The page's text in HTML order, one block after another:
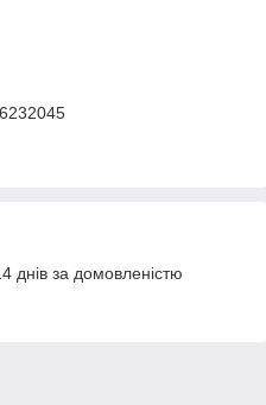
днів за домовленістю